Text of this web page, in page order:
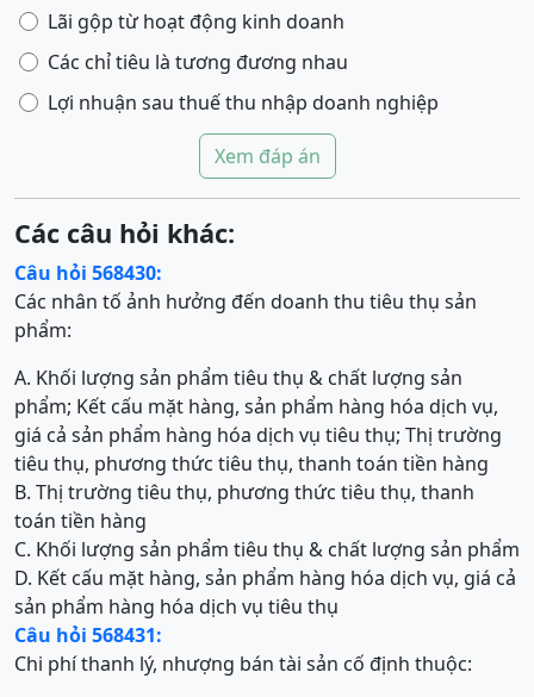
Lãi gộp từ hoạt động kinh doanh
Các chỉ tiêu là tương đương nhau
Lợi nhuận sau thuế thu nhập doanh nghiệp
Xem đáp án
Các câu hỏi khác:
Câu hỏi 568430:
Các nhân tố ảnh hưởng đến doanh thu tiêu thụ sản
phẩm:
A. Khối lượng sản phẩm tiêu thụ & chất lượng sản
phẩm; Kết cấu mặt hàng, sản phẩm hàng hóa dịch vụ,
giá cả sản phẩm hàng hóa dịch vụ tiêu thụ; Thị trường
tiêu thụ, phương thức tiêu thụ, thanh toán tiền hàng
B. Thị trường tiêu thụ, phương thức tiêu thụ, thanh
toán tiền hàng
C. Khối lượng sản phẩm tiêu thụ & chất lượng sản phẩm
D. Kết cấu mặt hàng, sản phẩm hàng hóa dịch vụ, giá cả
sản phẩm hàng hóa dịch vụ tiêu thụ
Câu hỏi 568431:
Chi phí thanh lý, nhượng bán tài sản cố định thuộc: